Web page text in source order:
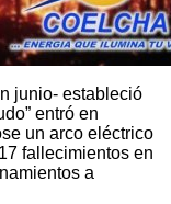
junio- estableció
entró en
un arco eléctrico
fallecimientos en
a